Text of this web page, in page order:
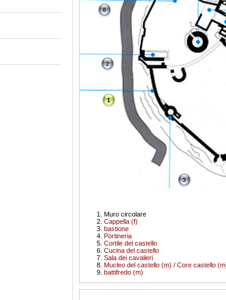
1
Muro circolare
Cappella (f)
2
bastione
3
Portineria
Cortile del castello
Cucina del castello
Sala dei cavalieri
Mucleo del castello (m) / Core castello
8
battifredo (m)